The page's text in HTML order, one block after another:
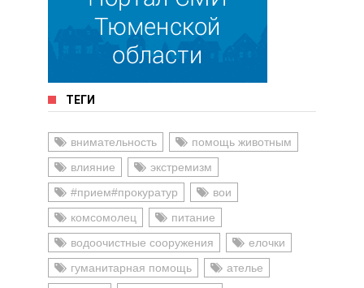
ТЕГИ
внимательность
помощь животным
влияние
экстремизм
#прием#прокуратур
вои
комсомолец
питание
водоочистные сооружения
елочки
гуманитарная помощь
ателье